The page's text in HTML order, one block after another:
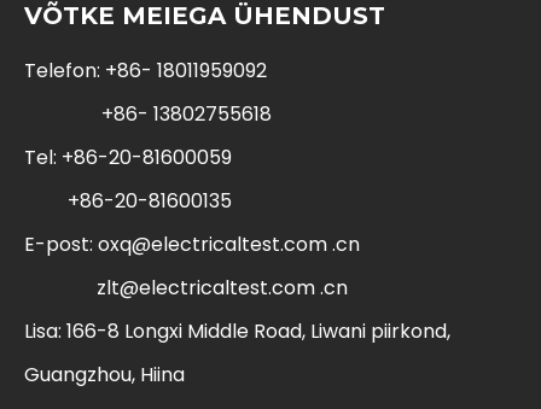
VÕTKE MEIEGA ÜHENDUST
Telefon: +86- 18011959092
+86- 13802755618
Tel: +86-20-81600059
+86-20-81600135
E-post: oxq@electricaltest.com .cn
zlt@electricaltest.com .cn
Lisa: 166-8 Longxi Middle Road, Liwani piirkond,
Guangzhou, Hiina